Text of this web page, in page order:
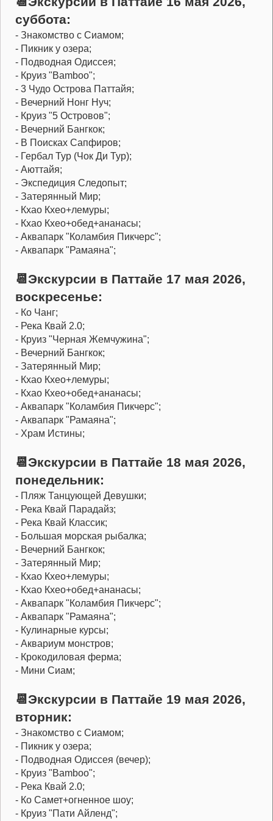
суббота:
- Знакомство с Сиамом;
- Пикник у озера;
- Подводная Одиссея;
- Круиз "Bamboo";
- 3 Чудо Острова Паттайя;
- Вечерний Нонг Нуч;
- Круиз "5 Островов";
- Вечерний Бангкок;
- В Поисках Сапфиров;
- Гербал Тур (Чок Ди Тур);
- Аюттайя;
- Экспедиция Следопыт;
- Затерянный Мир;
- Кхао Кхео+лемуры;
- Кхао Кхео+обед+ананасы;
- Аквапарк "Коламбия Пикчерс";
- Аквапарк "Рамаяна";
📆Экскурсии в Паттайе 17 мая 2026,
воскресенье:
- Ко Чанг;
- Река Квай 2.0;
- Круиз "Черная Жемчужина";
- Вечерний Бангкок;
- Затерянный Мир;
- Кхао Кхео+лемуры;
- Кхао Кхео+обед+ананасы;
- Аквапарк "Коламбия Пикчерс";
- Аквапарк "Рамаяна";
- Храм Истины;
📆Экскурсии в Паттайе 18 мая 2026,
понедельник:
- Пляж Танцующей Девушки;
- Река Квай Парадайз;
- Река Квай Классик;
- Большая морская рыбалка;
- Вечерний Бангкок;
- Затерянный Мир;
- Кхао Кхео+лемуры;
- Кхао Кхео+обед+ананасы;
- Аквапарк "Коламбия Пикчерс";
- Аквапарк "Рамаяна";
- Кулинарные курсы;
- Аквариум монстров;
- Крокодиловая ферма;
- Мини Сиам;
📆Экскурсии в Паттайе 19 мая 2026,
вторник:
- Знакомство с Сиамом;
- Пикник у озера;
- Подводная Одиссея (вечер);
- Круиз "Bamboo";
- Река Квай 2.0;
- Ко Самет+огненное шоу;
- Круиз "Пати Айленд";